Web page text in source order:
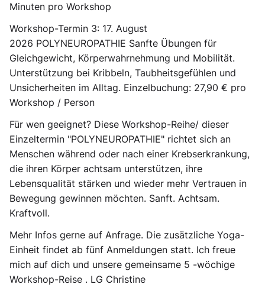
Minuten pro Workshop
Workshop-Termin 3: 17. August
2026 POLYNEUROPATHIE Sanfte Übungen für
Gleichgewicht, Körperwahrnehmung und Mobilität.
Unterstützung bei Kribbeln, Taubheitsgefühlen und
Unsicherheiten im Alltag. Einzelbuchung: 27,90 € pro
Workshop / Person
Für wen geeignet? Diese Workshop-Reihe/ dieser
Einzeltermin "POLYNEUROPATHIE" richtet sich an
Menschen während oder nach einer Krebserkrankung,
die ihren Körper achtsam unterstützen, ihre
Lebensqualität stärken und wieder mehr Vertrauen in
Bewegung gewinnen möchten. Sanft. Achtsam.
Kraftvoll.
Mehr Infos gerne auf Anfrage. Die zusätzliche Yoga-
Einheit findet ab fünf Anmeldungen statt. Ich freue
mich auf dich und unsere gemeinsame 5 -wöchige
Workshop-Reise . LG Christine